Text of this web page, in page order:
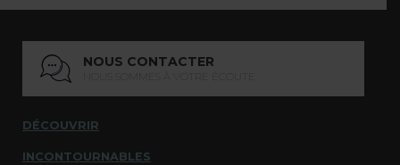
NOUS CONTACTER
DÉCOUVRIR
INCONTOURNABLES